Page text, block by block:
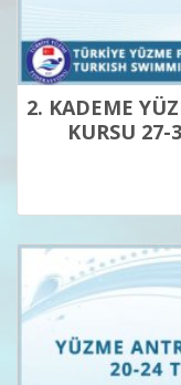
2. KADEME
KURSU